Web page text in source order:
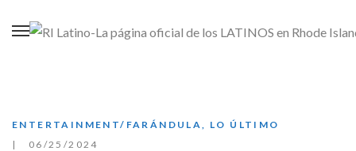
ENTERTAINMENT/FARÁNDULA
LO ÚLTIMO
06/25/2024